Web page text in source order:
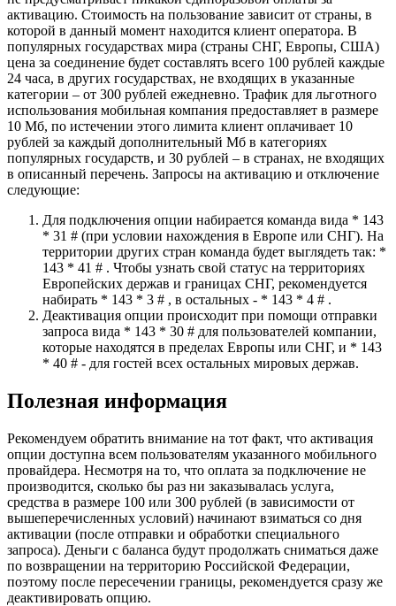
активацию. Стоимость на пользование зависит от страны, в
которой в данный момент находится клиент оператора. В
популярных государствах мира (страны СНГ, Европы, США)
цена за соединение будет составлять всего 100 рублей каждые
24 часа, в других государствах, не входящих в указанные
категории – от 300 рублей ежедневно. Трафик для льготного
использования мобильная компания предоставляет в размере
10 Мб, по истечении этого лимита клиент оплачивает 10
рублей за каждый дополнительный Мб в категориях
популярных государств, и 30 рублей – в странах, не входящих
в описанный перечень. Запросы на активацию и отключение
следующие:
Для подключения опции набирается команда вида * 143
* 31 # (при условии нахождения в Европе или СНГ). На
территории других стран команда будет выглядеть так: *
143 * 41 # . Чтобы узнать свой статус на территориях
Европейских держав и границах СНГ, рекомендуется
набирать * 143 * 3 # , в остальных - * 143 * 4 # .
Деактивация опции происходит при помощи отправки
запроса вида * 143 * 30 # для пользователей компании,
которые находятся в пределах Европы или СНГ, и * 143
* 40 # - для гостей всех остальных мировых держав.
Полезная информация
Рекомендуем обратить внимание на тот факт, что активация
опции доступна всем пользователям указанного мобильного
провайдера. Несмотря на то, что оплата за подключение не
производится, сколько бы раз ни заказывалась услуга,
средства в размере 100 или 300 рублей (в зависимости от
вышеперечисленных условий) начинают взиматься со дня
активации (после отправки и обработки специального
запроса). Деньги с баланса будут продолжать сниматься даже
по возвращении на территорию Российской Федерации,
поэтому после пересечении границы, рекомендуется сразу же
деактивировать опцию.